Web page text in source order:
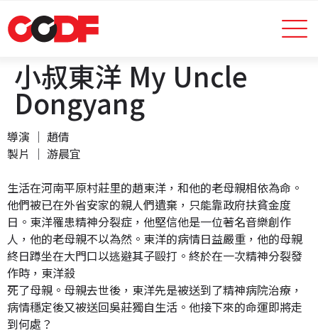
小叔東洋 My Uncle
Dongyang
導演 │ 趙倩
製片 │ 游晨宜
生活在河南平原村莊里的趙東洋，和他的老母親相依為命。
他們被已在外省安家的親人們遺棄，只能靠政府扶貧金度
日。東洋罹患精神分裂症，他堅信他是一位著名音樂創作
人，他的老母親不以為然。東洋的病情日益嚴重，他的母親
終日蹲坐在大門口以逃避其子毆打。終於在一次精神分裂發
作時，東洋殺
死了母親。母親去世後，東洋先是被送到了精神病院治療，
病情穩定後又被送回吳莊獨自生活。他接下來的命運即將走
到何處？